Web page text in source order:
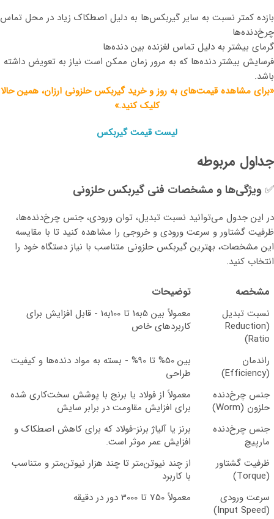
بازده کمتر نسبت به سایر گیربکس‌ها به دلیل اصطکاک زیاد در محل تماس
چرخ‌دنده‌ها
گرمای بیشتر به دلیل تماس لغزنده بین دنده‌ها
فرسایش بیشتر دنده‌ها که به مرور زمان ممکن است نیاز به تعویض داشته
باشد.
«برای مشاهده قیمت‌های به روز و خرید گیربکس حلزونی ارزان، همین حالا
کلیک کنید.»
لیست قیمت گیربکس
جداول مربوطه
✅ویژگی‌ها و مشخصات فنی گیربکس حلزونی
در این جدول می‌توانید نسبت تبدیل، توان ورودی، جنس چرخ‌دنده‌ها،
ظرفیت گشتاور و سرعت ورودی و خروجی را مشاهده کنید تا با مقایسه
این مشخصات، بهترین گیربکس حلزونی متناسب با نیاز دستگاه خود را
انتخاب کنید.
مشخصه توضیحات
نسبت تبدیل
(Reduction
Ratio)
معمولاً بین 5به1 تا 100به1 - قابل افزایش برای
کاربردهای خاص
راندمان
(Efficiency)
بین 50% تا 90% - بسته به مواد دنده‌ها و کیفیت
طراحی
جنس چرخ‌دنده
حلزون (Worm)
معمولاً از فولاد یا برنج با پوشش سخت‌کاری شده
برای افزایش مقاومت در برابر سایش
جنس چرخ‌دنده
مارپیچ
برنز یا آلیاژ برنز-فولاد که برای کاهش اصطکاک و
افزایش عمر موثر است.
ظرفیت گشتاور
(Torque)
از چند نیوتن‌متر تا چند هزار نیوتن‌متر و متناسب
با کاربرد
سرعت ورودی
(Input Speed)
معمولاً 750 تا 3000 دور در دقیقه